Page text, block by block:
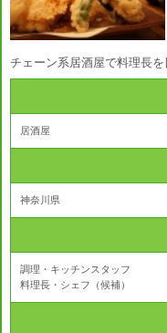
チェーン系居酒屋で料理長を
居酒屋
神奈川県
調理・キッチンスタッフ
料理長・シェフ（候補）